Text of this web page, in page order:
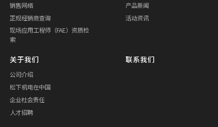
销售网络
正规经销商查询
现场应用工程师（FAE）资质检
索
产品新闻
活动资讯
关于我们
公司介绍
松下机电在中国
企业社会责任
人才招聘
联系我们